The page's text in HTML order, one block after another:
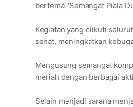
bertema “Semangat Piala
Kegiatan yang diikuti
sehat, meningkatkan
Mengusung semangat
meriah dengan berbagai
Selain menjadi sarana